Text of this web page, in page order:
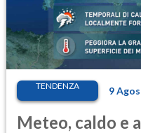
TENDENZA 9
Meteo, caldo e